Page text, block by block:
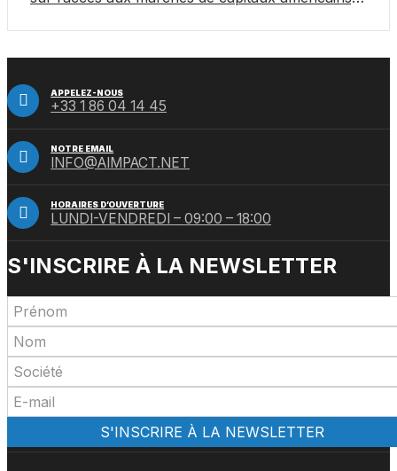
APPELEZ-NOUS
+33 1 86 04 14 45
NOTRE EMAIL
INFO@AIMPACT.NET
HORAIRES D’OUVERTURE
LUNDI-VENDREDI – 09:00 – 18:00
S'INSCRIRE À LA NEWSLETTER